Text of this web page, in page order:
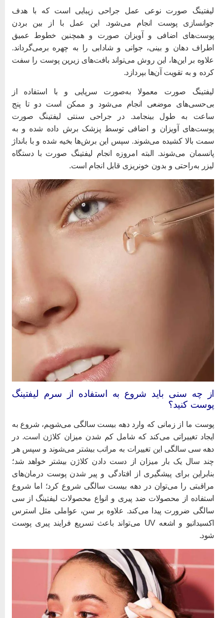
صورت نوعی عمل جراحی زیبایی است که با هدف
پوست انجام می‌شود. این عمل با از بین بردن
اضافی و آویزان صورت و همچنین خطوط عمیق
دهان و بینی، جوانی و شادابی را به چهره برمی‌گرداند.
بر این‌ها، این روش می‌تواند بافت‌های زیرین پوست را سفت
و به تقویت آن‌ها بپردازد.
صورت معمولا به‌صورت سرپایی و با استفاده از
موضعی انجام می‌شود و ممکن است دو تا پنج
به طول بینجامد. در جراحی سنتی لیفتینگ صورت
آویزان و اضافی توسط پزشک برش داده شده و به
بالا کشیده می‌شوند. سپس این برش‌ها بخیه شده و با بانداژ
می‌شوند. البته امروزه انجام لیفتینگ صورت با دستگاه
به‌راحتی و بدون خونریزی قابل انجام است.
چه سنی باید شروع به استفاده از سرم لیفتینگ
کنید؟
ما از زمانی که وارد دهه بیست سالگی می‌شویم، شروع به
تغییراتی می‌کند که شامل کم شدن میزان کلاژن است. در
سی سالگی این تغییرات به مراتب بیشتر می‌شوند و سپس هر
سال یک بار میزان از دست دادن کلاژن بیشتر خواهد شد؛
برای پیشگیری از افتادگی و پیر شدن پوست درمان‌های
را می‌توان در دهه بیست سالگی شروع کرد؛ اما شروع
از محصولات ضد پیری و انواع محصولات لیفتینگ از سی
ضرورت پیدا می‌کند. علاوه بر سن، عواملی مثل استرس
اکسیداتیو و اشعه UV می‌تواند باعث تسریع فرایند پیری پوست